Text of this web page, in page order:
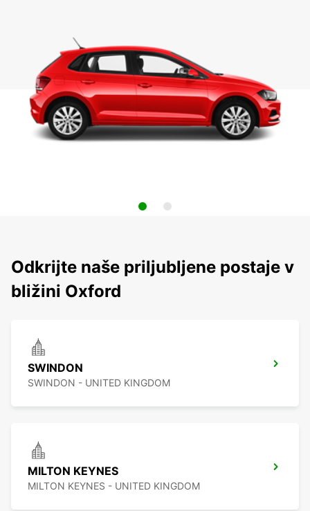
Odkrijte naše priljubljene postaje v
bližini Oxford
SWINDON
SWINDON - UNITED KINGDOM
MILTON KEYNES
MILTON KEYNES - UNITED KINGDOM